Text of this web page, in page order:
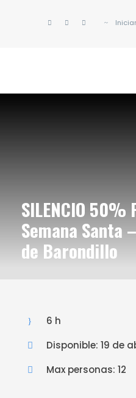
SILENCIO
Semana Santa
de Barondillo
6 h
Disponible: 19 de
Max personas: 12